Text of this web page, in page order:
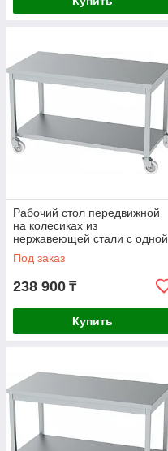
Рабочий стол передвижной
на колесиках из
нержавеющей стали с одной
полкой AISI 430
1200x600x850mm
Под заказ
238 900 ₸
Купить